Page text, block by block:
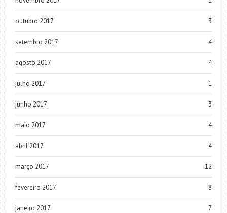
outubro 2017 3
setembro 2017 4
agosto 2017 4
julho 2017 1
junho 2017 3
maio 2017 4
abril 2017 4
março 2017 12
fevereiro 2017 8
janeiro 2017 7